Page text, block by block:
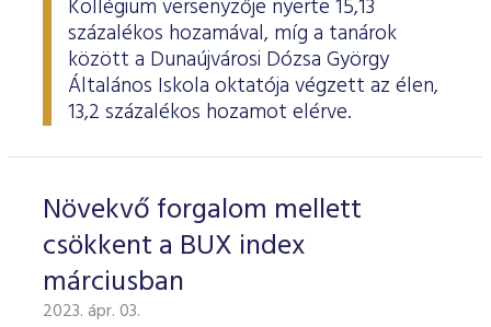
Kollégium versenyzője nyerte 15,13
százalékos hozamával, míg a tanárok
között a Dunaújvárosi Dózsa György
Általános Iskola oktatója végzett az élen,
13,2 százalékos hozamot elérve.
Növekvő forgalom mellett
csökkent a BUX index
márciusban
2023. ápr. 03.